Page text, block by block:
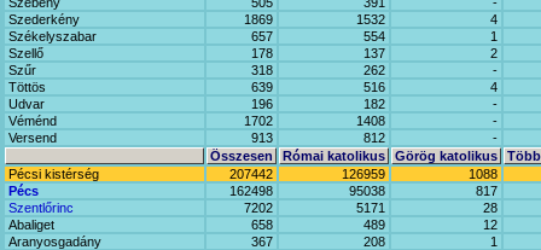
Szederkény
1869 1532
4
Székelyszabar
657 554
1
Szellő
178 137
2
Szűr
318 262
-
Töttös
639 516
4
Udvar
196 182
-
Véménd
1702 1408
-
Versend
913 812
-
Összesen
Római katolikus Görög katolikus
Pécsi kistérség
207442 126959
1088
Pécs
162498 95038
817
Szentlőrinc
7202 5171
28
Abaliget
658 489
12
Aranyosgadány
367 208
1